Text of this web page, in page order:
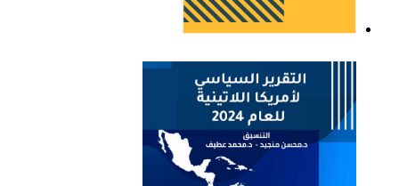
اللاتينية للعام 2023